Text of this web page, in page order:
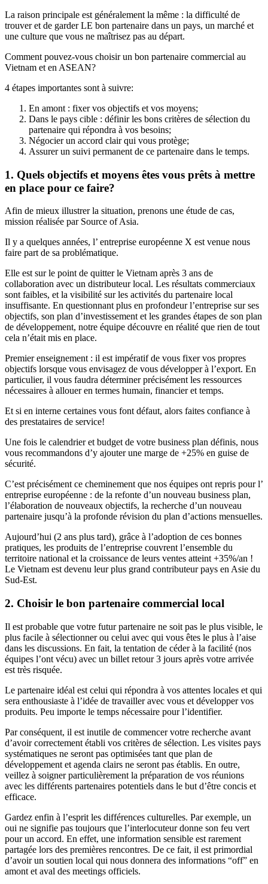
La raison principale est généralement la même : la difficulté de
trouver et de garder LE bon partenaire dans un pays, un marché et
une culture que vous ne maîtrisez pas au départ.
Comment pouvez-vous choisir un bon partenaire commercial au
Vietnam et en ASEAN?
4 étapes importantes sont à suivre:
En amont : fixer vos objectifs et vos moyens;
Dans le pays cible : définir les bons critères de sélection du
partenaire qui répondra à vos besoins;
Négocier un accord clair qui vous protège;
Assurer un suivi permanent de ce partenaire dans le temps.
1. Quels objectifs et moyens êtes vous prêts à mettre
en place pour ce faire?
Afin de mieux illustrer la situation, prenons une étude de cas,
mission réalisée par Source of Asia.
Il y a quelques années, l’ entreprise européenne X est venue nous
faire part de sa problématique.
Elle est sur le point de quitter le Vietnam après 3 ans de
collaboration avec un distributeur local. Les résultats commerciaux
sont faibles, et la visibilité sur les activités du partenaire local
insuffisante. En questionnant plus en profondeur l’entreprise sur ses
objectifs, son plan d’investissement et les grandes étapes de son plan
de développement, notre équipe découvre en réalité que rien de tout
cela n’était mis en place.
Premier enseignement : il est impératif de vous fixer vos propres
objectifs lorsque vous envisagez de vous développer à l’export. En
particulier, il vous faudra déterminer précisément les ressources
nécessaires à allouer en termes humain, financier et temps.
Et si en interne certaines vous font défaut, alors faites confiance à
des prestataires de service!
Une fois le calendrier et budget de votre business plan définis, nous
vous recommandons d’y ajouter une marge de +25% en guise de
sécurité.
C’est précisément ce cheminement que nos équipes ont repris pour l’
entreprise européenne : de la refonte d’un nouveau business plan,
l’élaboration de nouveaux objectifs, la recherche d’un nouveau
partenaire jusqu’à la profonde révision du plan d’actions mensuelles.
Aujourd’hui (2 ans plus tard), grâce à l’adoption de ces bonnes
pratiques, les produits de l’entreprise couvrent l’ensemble du
territoire national et la croissance de leurs ventes atteint +35%/an !
Le Vietnam est devenu leur plus grand contributeur pays en Asie du
Sud-Est.
2. Choisir le bon partenaire commercial local
Il est probable que votre futur partenaire ne soit pas le plus visible, le
plus facile à sélectionner ou celui avec qui vous êtes le plus à l’aise
dans les discussions. En fait, la tentation de céder à la facilité (nos
équipes l’ont vécu) avec un billet retour 3 jours après votre arrivée
est très risquée.
Le partenaire idéal est celui qui répondra à vos attentes locales et qui
sera enthousiaste à l’idée de travailler avec vous et développer vos
produits. Peu importe le temps nécessaire pour l’identifier.
Par conséquent, il est inutile de commencer votre recherche avant
d’avoir correctement établi vos critères de sélection. Les visites pays
systématiques ne seront pas optimisées tant que plan de
développement et agenda clairs ne seront pas établis. En outre,
veillez à soigner particulièrement la préparation de vos réunions
avec les différents partenaires potentiels dans le but d’être concis et
efficace.
Gardez enfin à l’esprit les différences culturelles. Par exemple, un
oui ne signifie pas toujours que l’interlocuteur donne son feu vert
pour un accord. En effet, une information sensible est rarement
partagée lors des premières rencontres. De ce fait, il est primordial
d’avoir un soutien local qui nous donnera des informations “off” en
amont et aval des meetings officiels.